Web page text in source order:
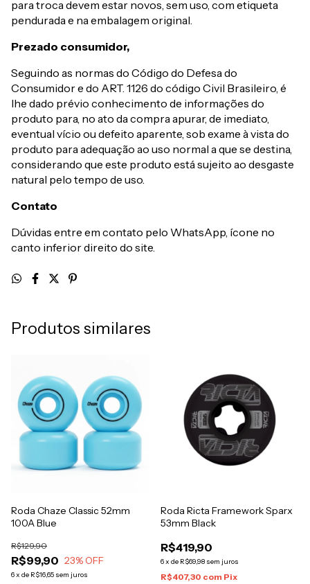
para troca devem estar novos, sem uso, com etiqueta
pendurada e na embalagem original.
Prezado consumidor,
Seguindo as normas do Código do Defesa do
Consumidor e do ART. 1126 do código Civil Brasileiro, é
lhe dado prévio conhecimento de informações do
produto para, no ato da compra apurar, de imediato,
eventual vício ou defeito aparente, sob exame à vista do
produto para adequação ao uso normal a que se destina,
considerando que este produto está sujeito ao desgaste
natural pelo tempo de uso.
Contato
Dúvidas entre em contato pelo WhatsApp, ícone no
canto inferior direito do site.
Produtos similares
Roda Chaze Classic 52mm
100A Blue
R$99,90
R$129,90
23% OFF
6x de R$16,65 sem juros
Roda Ricta Framework Sparx
53mm Black
R$419,90
6x de R$69,98 sem juros
R$407,30 com Pix